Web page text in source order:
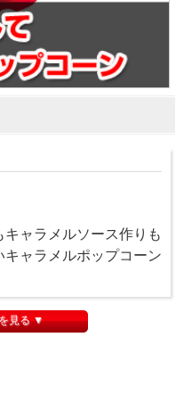
ャラメルソース作りも
ャラメルポップコーン
見る ▼